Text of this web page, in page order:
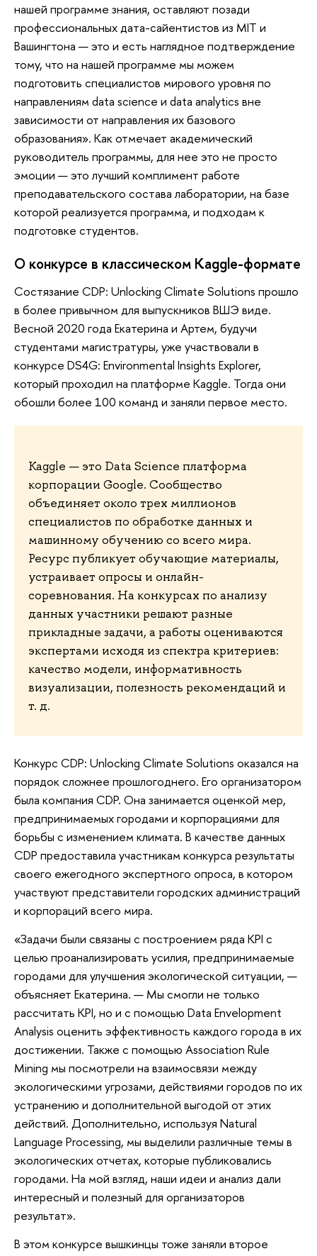
нашей программе знания, оставляют позади
профессиональных дата-сайентистов из MIT и
Вашингтона — это и есть наглядное подтверждение
тому, что на нашей программе мы можем
подготовить специалистов мирового уровня по
направлениям data science и data analytics вне
зависимости от направления их базового
образования». Как отмечает академический
руководитель программы, для нее это не просто
эмоции — это лучший комплимент работе
преподавательского состава лаборатории, на базе
которой реализуется программа, и подходам к
подготовке студентов.
О конкурсе в классическом Kaggle-формате
Состязание CDP: Unlocking Climate Solutions прошло
в более привычном для выпускников ВШЭ виде.
Весной 2020 года Екатерина и Артем, будучи
студентами магистратуры, уже участвовали в
конкурсе DS4G: Environmental Insights Explorer,
который проходил на платформе Kaggle. Тогда они
обошли более 100 команд и заняли первое место.
Kaggle — это Data Science платформа
корпорации Google. Сообщество
объединяет около трех миллионов
специалистов по обработке данных и
машинному обучению со всего мира.
Ресурс публикует обучающие материалы,
устраивает опросы и онлайн-
соревнования. На конкурсах по анализу
данных участники решают разные
прикладные задачи, а работы оцениваются
экспертами исходя из спектра критериев:
качество модели, информативность
визуализации, полезность рекомендаций и
т. д.
Конкурс CDP: Unlocking Climate Solutions оказался на
порядок сложнее прошлогоднего. Его организатором
была компания CDP. Она занимается оценкой мер,
предпринимаемых городами и корпорациями для
борьбы с изменением климата. В качестве данных
CDP предоставила участникам конкурса результаты
своего ежегодного экспертного опроса, в котором
участвуют представители городских администраций
и корпораций всего мира.
«Задачи были связаны с построением ряда KPI с
целью проанализировать усилия, предпринимаемые
городами для улучшения экологической ситуации, —
объясняет Екатерина. — Мы смогли не только
рассчитать KPI, но и с помощью Data Envelopment
Analysis оценить эффективность каждого города в их
достижении. Также с помощью Association Rule
Mining мы посмотрели на взаимосвязи между
экологическими угрозами, действиями городов по их
устранению и дополнительной выгодой от этих
действий. Дополнительно, используя Natural
Language Processing, мы выделили различные темы в
экологических отчетах, которые публиковались
городами. На мой взгляд, наши идеи и анализ дали
интересный и полезный для организаторов
результат».
В этом конкурсе вышкинцы тоже заняли второе